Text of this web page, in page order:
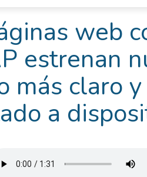
web
estrenan
más claro
a